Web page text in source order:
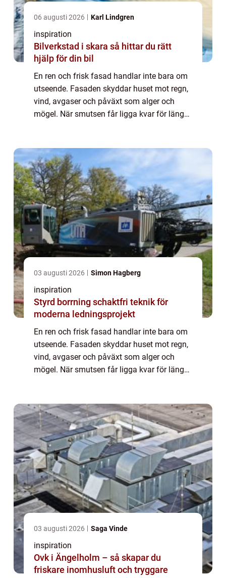
06 augusti 2026 Karl Lindgren
inspiration
Bilverkstad i skara så hittar du rätt
hjälp för din bil
En ren och frisk fasad handlar inte bara om
utseende. Fasaden skyddar huset mot regn,
vind, avgaser och påväxt som alger och
mögel. När smutsen får ligga kvar för länge
fasadren...
03 augusti 2026 Simon Hagberg
inspiration
Styrd borrning schaktfri teknik för
moderna ledningsprojekt
En ren och frisk fasad handlar inte bara om
utseende. Fasaden skyddar huset mot regn,
vind, avgaser och påväxt som alger och
mögel. När smutsen får ligga kvar för länge
fasadren...
03 augusti 2026 Saga Vinde
inspiration
Ovk i Ängelholm – så skapar du
friskare inomhusluft och tryggare